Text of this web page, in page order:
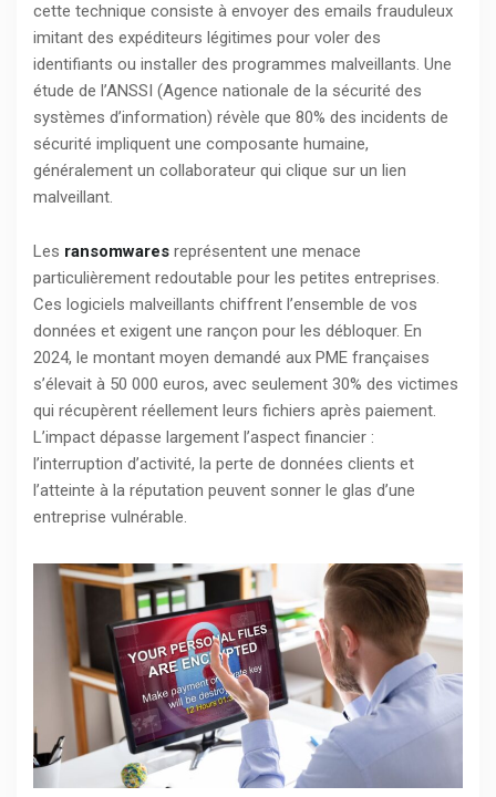
cette technique consiste à envoyer des emails frauduleux
imitant des expéditeurs légitimes pour voler des
identifiants ou installer des programmes malveillants. Une
étude de l’ANSSI (Agence nationale de la sécurité des
systèmes d’information) révèle que 80% des incidents de
sécurité impliquent une composante humaine,
généralement un collaborateur qui clique sur un lien
malveillant.
Les ransomwares représentent une menace
particulièrement redoutable pour les petites entreprises.
Ces logiciels malveillants chiffrent l’ensemble de vos
données et exigent une rançon pour les débloquer. En
2024, le montant moyen demandé aux PME françaises
s’élevait à 50 000 euros, avec seulement 30% des victimes
qui récupèrent réellement leurs fichiers après paiement.
L’impact dépasse largement l’aspect financier :
l’interruption d’activité, la perte de données clients et
l’atteinte à la réputation peuvent sonner le glas d’une
entreprise vulnérable.